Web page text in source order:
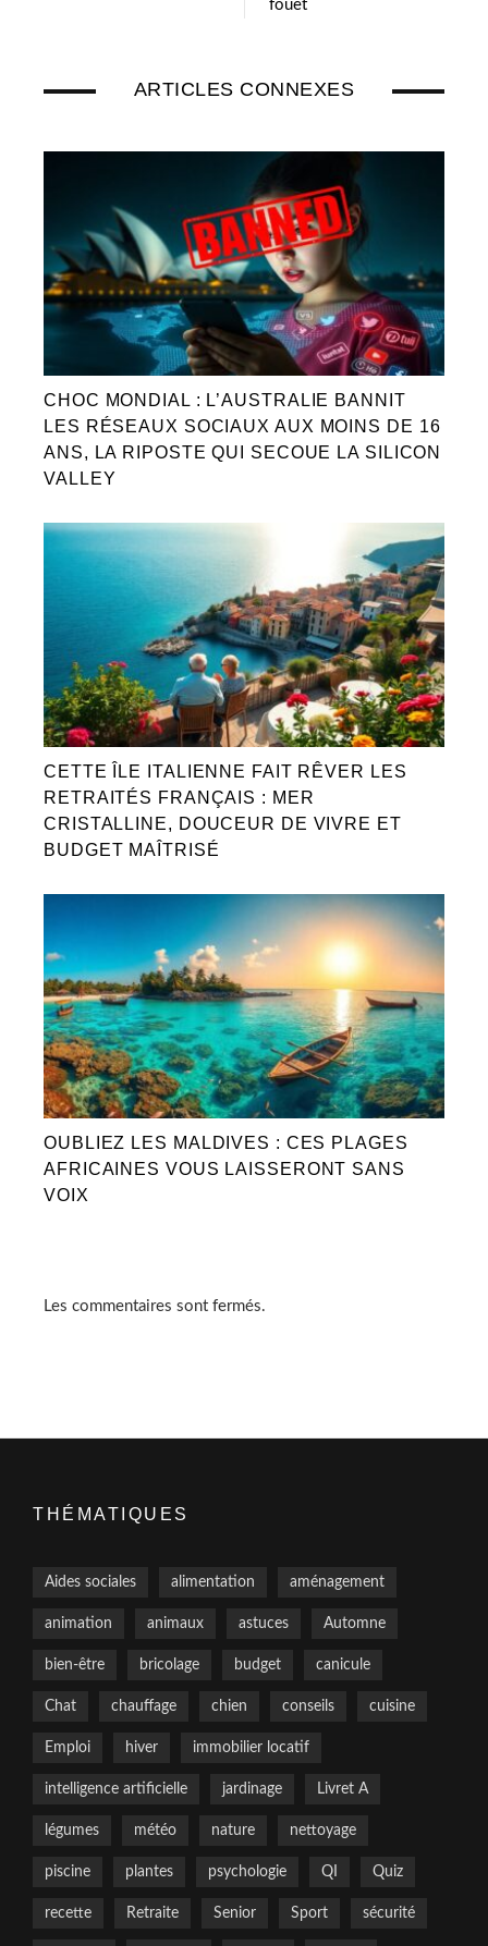
fouet
ARTICLES CONNEXES
CHOC MONDIAL : L’AUSTRALIE BANNIT
LES RÉSEAUX SOCIAUX AUX MOINS DE 16
ANS, LA RIPOSTE QUI SECOUE LA SILICON
VALLEY
CETTE ÎLE ITALIENNE FAIT RÊVER LES
RETRAITÉS FRANÇAIS : MER
CRISTALLINE, DOUCEUR DE VIVRE ET
BUDGET MAÎTRISÉ
OUBLIEZ LES MALDIVES : CES PLAGES
AFRICAINES VOUS LAISSERONT SANS
VOIX
Les commentaires sont fermés.
THÉMATIQUES
Aides sociales alimentation aménagement
animation animaux astuces Automne
bien-être bricolage budget canicule
Chat chauffage chien conseils cuisine
Emploi hiver immobilier locatif
intelligence artificielle jardinage Livret A
légumes météo nature nettoyage
piscine plantes psychologie QI Quiz
recette Retraite Senior Sport sécurité